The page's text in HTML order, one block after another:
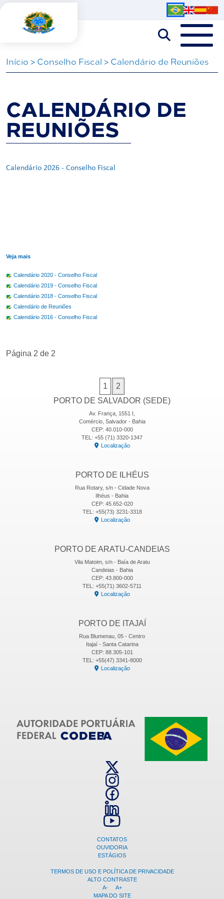
Iní­cio > Conselho Fiscal > Calendário de Reuniões
CALENDÁRIO DE
REUNIÕES
Calendário 2026 - Conselho Fiscal
Veja mais
Calendário 2020 - Conselho Fiscal
Calendário 2019 - Conselho Fiscal
Calendário 2018 - Conselho Fiscal
Calendário de Reuniões
Calendário 2016 - Conselho Fiscal
Página 2 de 2
1
2
PORTO DE SALVADOR (SEDE)
Av. França, 1551 I,
Comércio, Salvador - Bahia
CEP: 40.010-000
TEL: +55 (71) 3320-1347
Localização
PORTO DE ILHÉUS
Rua Rotary, s/n - Cidade Nova
Ilhéus - Bahia
CEP: 45.652-020
TEL: +55(73) 3231-3318
Localização
PORTO DE ARATU-CANDEIAS
Vila Matoim, s/n - Baía de Aratu
Candeias - Bahia
CEP: 43.800-000
TEL: +55(71) 3602-5711
Localização
PORTO DE ITAJAÍ
Rua Blumenau, 05 - Centro
Itajaí - Santa Catarina
CEP: 88.305-101
TEL: +55(47) 3341-8000
Localização
CONTATOS
OUVIDORIA
ESTÁGIOS
TERMOS DE USO E POLÍTICA DE PRIVACIDADE
ALTO CONTRASTE
A-
A+
MAPA DO SITE